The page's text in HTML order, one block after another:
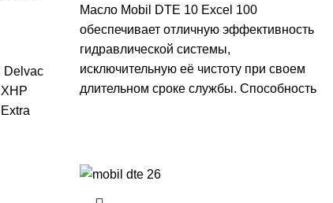
Delvac
Масло Mobil DTE 10 Excel 100
обеспечивает отличную эффективность
гидравлической системы,
исключительную её чистоту при своем
длительном сроке службы. Способность